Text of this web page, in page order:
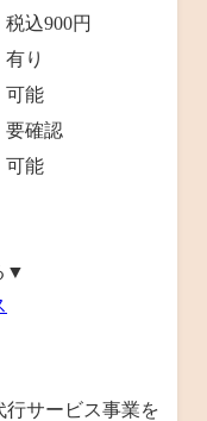
税込900円
有り
可能
要確認
可能
▼
行サービス事業を